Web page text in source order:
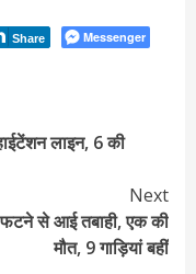
Share Messenger
लाइन, 6 की
Next
से आई तबाही, एक की
मौत, 9 गाड़ियां बहीं